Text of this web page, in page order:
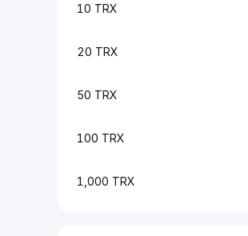
10 TRX
20 TRX
50 TRX
100 TRX
1,000 TRX